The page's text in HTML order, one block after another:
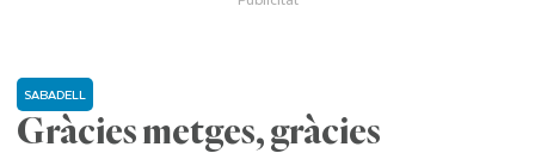
Gràcies metges, gràcies
SABADELL